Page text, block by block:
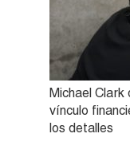
Michael Clark
vínculo
los detalles